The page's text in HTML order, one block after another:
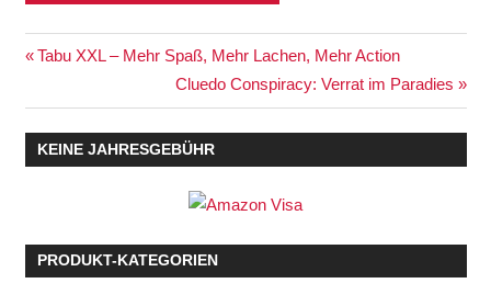
Beitragsnavigation
Vorheriger
Tabu XXL – Mehr Spaß, Mehr Lachen, Mehr Action
Nächster
Beitrag:
Cluedo Conspiracy: Verrat im Paradies
KEINE JAHRESGEBÜHR
PRODUKT-KATEGORIEN